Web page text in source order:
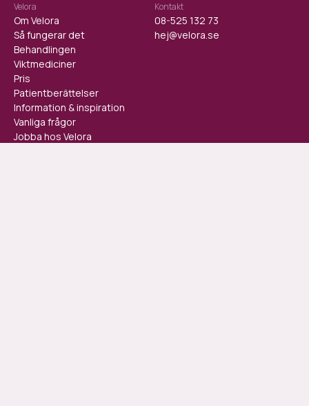
Velora
Om Velora
Så fungerar det
Behandlingen
Viktmediciner
Pris
Patientberättelser
Information & inspiration
Vanliga frågor
Jobba hos Velora
Kontakt
08-525 132 73
hej@velora.se